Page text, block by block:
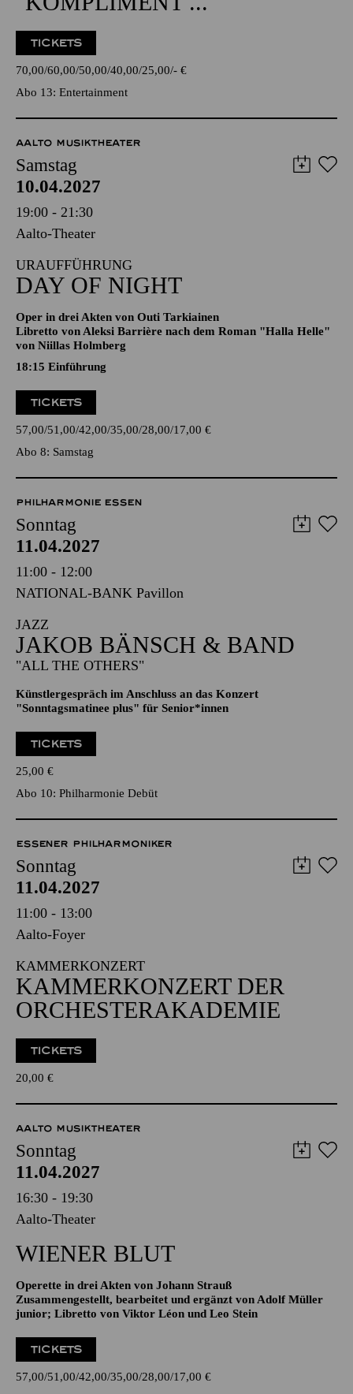
ENTERTAINMENT
GÖTZ ALSMANN
"KOMPLIMENT ..."
TICKETS
70,00 60,00 50,00 40,00 25,00 -€
Abo 13: Entertainment
AALTO MUSIKTHEATER
Samstag
10.04.2027
19:00 - 21:30
Aalto-Theater
URAUFFÜHRUNG
DAY OF NIGHT
Oper in drei Akten von Outi Tarkiainen
von Niillas Holmberg
18:15 Einführung
TICKETS
57,00 51,00 42,00 35,00 28,00 17,00€
Abo 8: Samstag
PHILHARMONIE ESSEN
Sonntag
11.04.2027
11:00 - 12:00
NATIONAL-BANK Pavillon
JAZZ
JAKOB BÄNSCH & BAND
"ALL THE OTHERS"
Künstlergespräch im Anschluss an das Konzert
"Sonntagsmatinee plus" für Senior*innen
TICKETS
25,00€
Abo 10: Philharmonie Debüt
ESSENER PHILHARMONIKER
Sonntag
11.04.2027
11:00 - 13:00
Aalto-Foyer
KAMMERKONZERT
KAMMERKONZERT DER
ORCHESTERAKADEMIE
20,00€
AALTO MUSIKTHEATER
Sonntag
11.04.2027
16:30 - 19:30
WIENER BLUT
Zusammengestellt, bearbeitet und ergänzt von Adolf Müller
junior; Libretto von Viktor Léon und Leo Stein